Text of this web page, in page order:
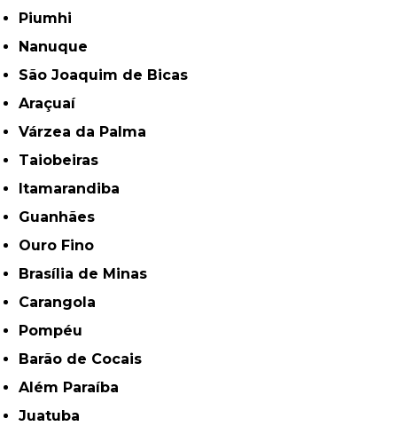
Piumhi
Nanuque
São Joaquim de Bicas
Araçuaí
Várzea da Palma
Taiobeiras
Itamarandiba
Guanhães
Ouro Fino
Brasília de Minas
Carangola
Pompéu
Barão de Cocais
Além Paraíba
Juatuba